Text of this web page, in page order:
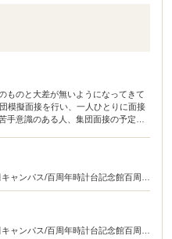
ものと大差が無いようになってきて
模擬面接を行い、一人ひとりに面接
手意識のある人、集団面接の予定の
ャンパス/百周年時計台記念館百周年
ャンパス/百周年時計台記念館百周年